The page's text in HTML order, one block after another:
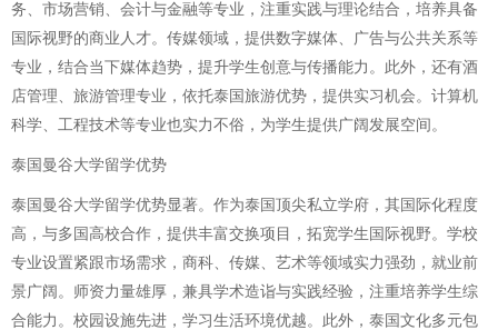
务、市场营销、会计与金融等专业，注重实践与理论结合，培养具备
国际视野的商业人才。传媒领域，提供数字媒体、广告与公共关系等
专业，结合当下媒体趋势，提升学生创意与传播能力。此外，还有酒
店管理、旅游管理专业，依托泰国旅游优势，提供实习机会。计算机
科学、工程技术等专业也实力不俗，为学生提供广阔发展空间。
泰国曼谷大学留学优势
泰国曼谷大学留学优势显著。作为泰国顶尖私立学府，其国际化程度
高，与多国高校合作，提供丰富交换项目，拓宽学生国际视野。学校
专业设置紧跟市场需求，商科、传媒、艺术等领域实力强劲，就业前
景广阔。师资力量雄厚，兼具学术造诣与实践经验，注重培养学生综
合能力。校园设施先进，学习生活环境优越。此外，泰国文化多元包